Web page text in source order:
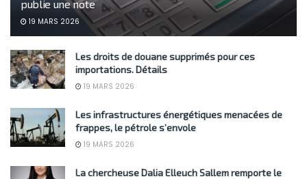
publie une note
19 MARS 2026
Les droits de douane supprimés pour ces
importations. Détails
19 MARS 2026
Les infrastructures énergétiques menacées de
frappes, le pétrole s’envole
19 MARS 2026
La chercheuse Dalia Elleuch Sallem remporte le